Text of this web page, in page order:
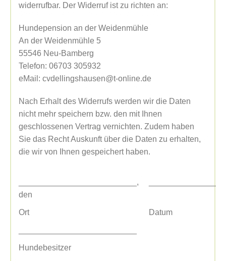
widerrufbar. Der Widerruf ist zu richten an:
Hundepension an der Weidenmühle
An der Weidenmühle 5
55546 Neu-Bamberg
Telefon: 06703 305932
eMail: cvdellingshausen@t-online.de
Nach Erhalt des Widerrufs werden wir die Daten
nicht mehr speichern bzw. den mit Ihnen
geschlossenen Vertrag vernichten. Zudem haben
Sie das Recht Auskunft über die Daten zu erhalten,
die wir von Ihnen gespeichert haben.
__________________________,
den
Ort Datum
Hundebesitzer